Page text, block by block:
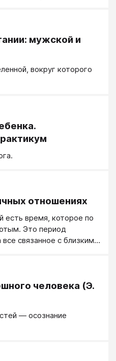
мужской и
вокруг которого
отношениях
есть время, которое по
Это период
связанное с близким
человека (Э.
— осознание